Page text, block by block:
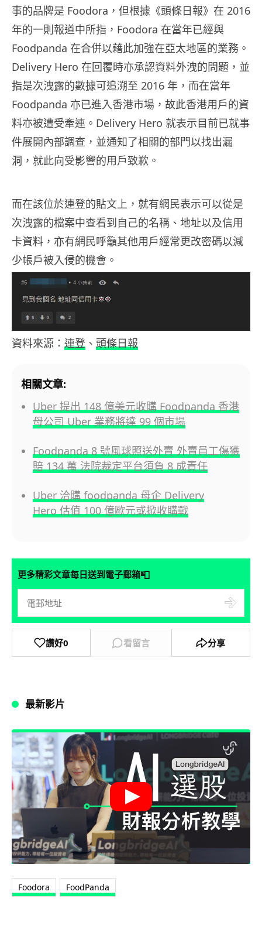
事的品牌是 Foodora，但根據《頭條日報》在 2016
年的一則報道中所指，Foodora 在當年已經與
Foodpanda 在合併以藉此加強在亞太地區的業務。
Delivery Hero 在回覆時亦承認資料外洩的問題，並
指是次洩露的數據可追溯至 2016 年，而在當年
Foodpanda 亦已進入香港市場，故此香港用戶的資
料亦被遭受牽連。Delivery Hero 就表示目前已就事
件展開內部調查，並通知了相關的部門以找出漏
洞，就此向受影響的用戶致歉。
而在該位於連登的貼文上，就有網民表示可以從是
次洩露的檔案中查看到自己的名稱、地址以及信用
卡資料，亦有網民呼籲其他用戶經常更改密碼以減
少帳戶被入侵的機會。
資料來源： 連登 、 頭條日報
相關文章:
Uber 提出 148 億美元收購 Foodpanda 香港
母公司 Uber 業務將達 99 個市場
Foodpanda 8 號風球照送外賣 外賣員工傷獲
賠 134 萬 法院裁定平台須負 8 成責任
Uber 洽購 foodpanda 母企 Delivery
Hero 估值 100 億歐元或掀收購戰
更多精彩文章每日送到電子郵箱📮
讚好0 看留言 分享
最新影片
Foodora FoodPanda